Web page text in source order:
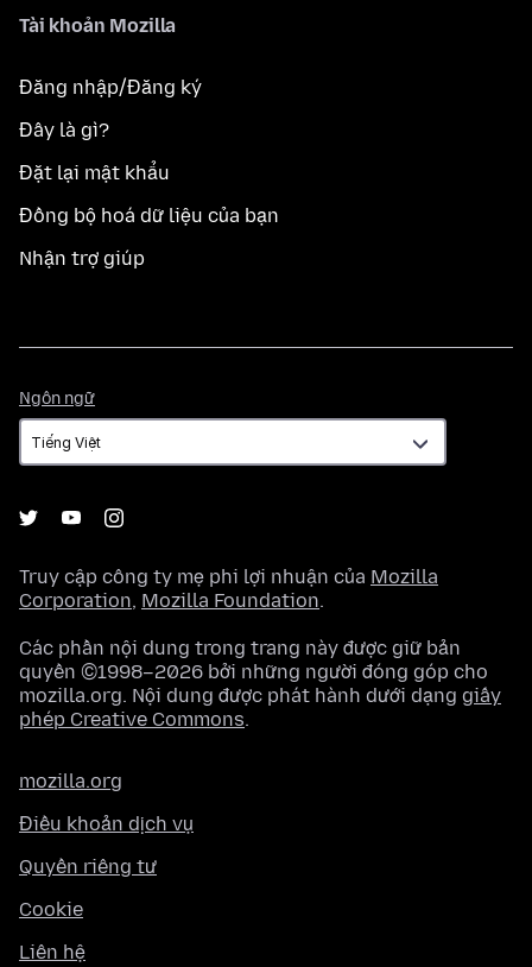
Tài khoản Mozilla
Đăng nhập/Đăng ký
Đây là gì?
Đặt lại mật khẩu
Đồng bộ hoá dữ liệu của bạn
Nhận trợ giúp
Ngôn ngữ
ngữ
Truy cập công ty mẹ phi lợi nhuận của Mozilla
Corporation, Mozilla Foundation.
Các phần nội dung trong trang này được giữ bản
quyền ©1998–2026 bởi những người đóng góp cho
mozilla.org. Nội dung được phát hành dưới dạng giấy
phép Creative Commons.
mozilla.org
Điều khoản dịch vụ
Quyền riêng tư
Cookie
Liên hệ